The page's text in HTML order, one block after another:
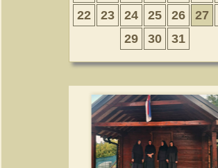
22
23 24 25 26 27
29
30 31